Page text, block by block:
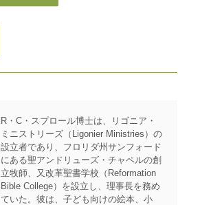
R・C・スプロール博士は、リゴニア・
ミニストリーズ（Ligonier Ministries）の
設立者であり、フロリダ州サンフォード
にある聖アンドリューズ・チャペルの創
立牧師、又改革聖書学校（Reformation
Bible College）を設立し、理事長を務め
ていた。彼は、子ども向けの絵本、小